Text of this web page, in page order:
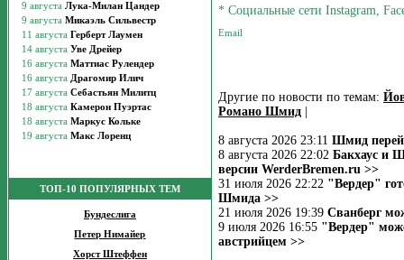
ТОП-10 ПОПУЛЯРНЫХ ТЕМ
Бундеслига
Петер Нимайер
Хорст Штеффен
* Социальные сети Instagram,
Другие по новости по темам:
Романо Шмид
8 августа 2026 23:11 Шмид
8 августа 2026 22:02 Бакхаус и
версии WerderBremen.ru >>
31 июля 2026 22:22 "Вердер"
Шмида >>
21 июля 2026 19:39 Сванберг
9 июля 2026 16:55 "Вердер"
австрийцем >>